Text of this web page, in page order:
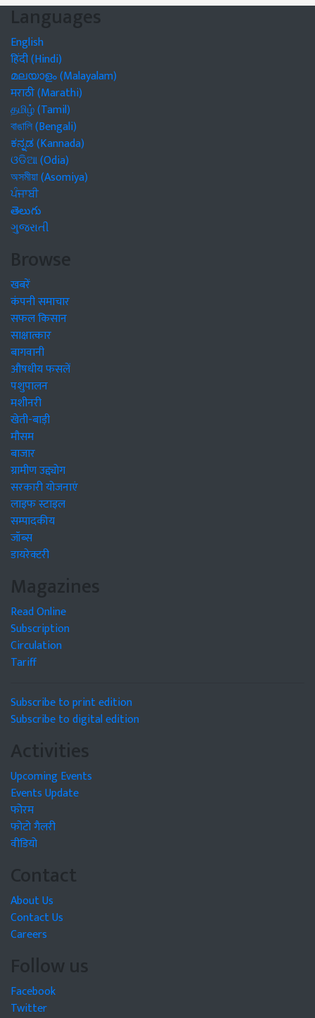
Languages
English
हिंदी (Hindi)
മലയാളം (Malayalam)
मराठी (Marathi)
தமிழ் (Tamil)
বাঙালি (Bengali)
ಕನ್ನಡ (Kannada)
ଓଡିଆ (Odia)
অসমীয়া (Asomiya)
ਪੰਜਾਬੀ
తెలుగు
ગુજરાતી
Browse
खबरें
कंपनी समाचार
सफल किसान
साक्षात्कार
बागवानी
औषधीय फसलें
पशुपालन
मशीनरी
खेती-बाड़ी
मौसम
बाजार
ग्रामीण उद्द्योग
सरकारी योजनाएं
लाइफ स्टाइल
सम्पादकीय
जॉब्स
डायरेक्टरी
Magazines
Read Online
Subscription
Circulation
Tariff
Subscribe to print edition
Subscribe to digital edition
Activities
Upcoming Events
Events Update
फोरम
फोटो गैलरी
वीडियो
Contact
About Us
Contact Us
Careers
Follow us
Facebook
Twitter